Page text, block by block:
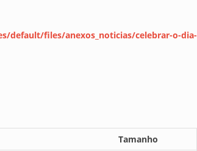
default/files/anexos_noticias/celebrar-o-dia-
Tamanho